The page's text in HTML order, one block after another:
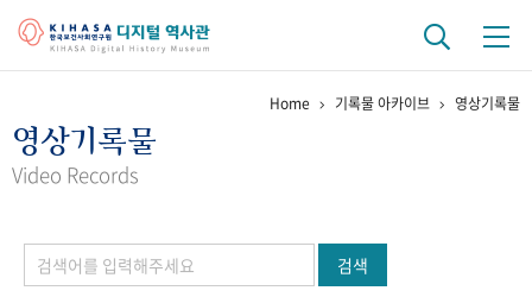
걸어온 길 기관 변천사
정책과 연구 키워드로 보는 연구 역사
연구자들
Home 기록물 아카이브 영상기록물
영상기록물
Video Records
검색